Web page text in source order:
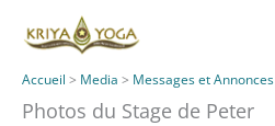
Accueil > Media > Messages et Annonces
Photos du Stage de Peter